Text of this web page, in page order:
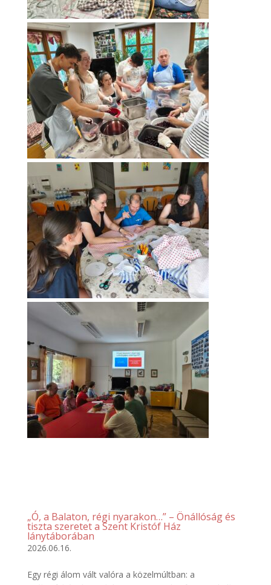
„Ó, a Balaton, régi nyarakon…” – Önállóság és
tiszta szeretet a Szent Kristóf Ház
lánytáborában
2026.06.16.
Egy régi álom vált valóra a közelmúltban: a